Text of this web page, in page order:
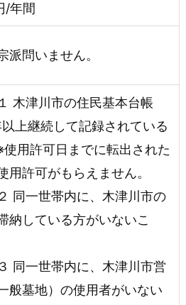
/年間
派問いません。
木津川市の住民基本台帳
以上継続して記録されている
使用許可日までに転出された
用許可がもらえません。
同一世帯内に、木津川市の
納している方がいないこ
同一世帯内に、木津川市営
般墓地）の使用者がいない